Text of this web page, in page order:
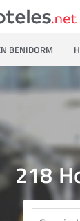
BENIDORM
218